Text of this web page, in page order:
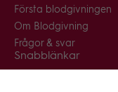
Första blodgivningen
Om Blodgivning
Frågor & svar
Snabblänkar